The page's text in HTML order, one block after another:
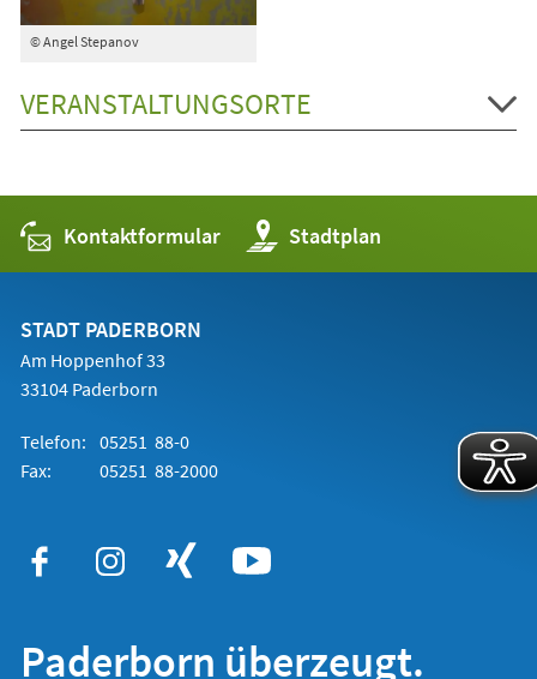
© Angel Stepanov
VERANSTALTUNGSORTE
Kontaktformular Stadtplan
(Öffnet
in
einem
STADT PADERBORN
Am Hoppenhof 33
33104 Paderborn
Telefon: 05251 88-0
Fax:
05251 88-2000
Paderborn überzeugt.